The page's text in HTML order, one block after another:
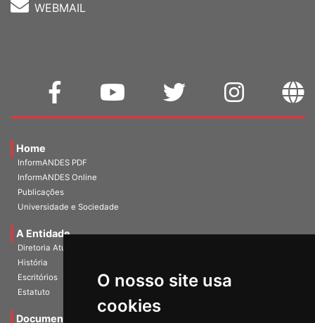
O nosso site usa
cookies
WEBMAIL
Home
InformANDES PDF
InformANDES Online
Publicações
Universidade e Sociedade
A Entidade
Diretoria Atual
História
Escritórios
Estatuto
Documentos